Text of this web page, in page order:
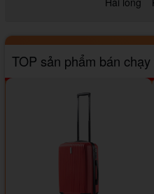
TOP sản phẩm bán